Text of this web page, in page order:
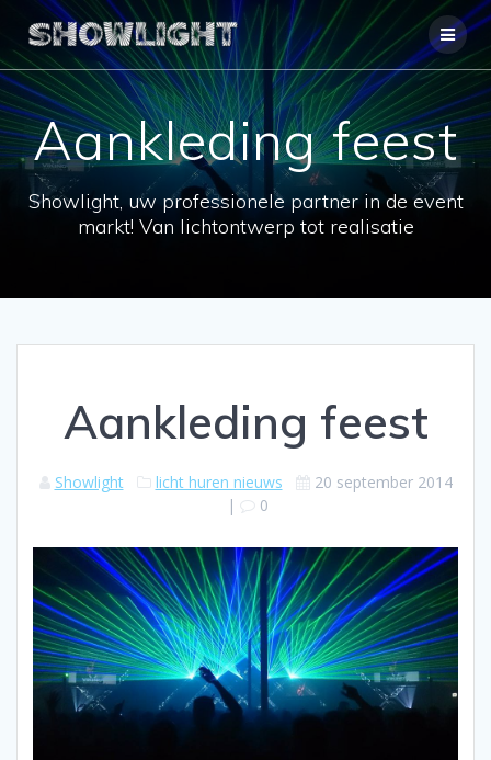
Ga
naar
de
inhoud
Aankleding feest
Showlight, uw professionele partner in de event
markt! Van lichtontwerp tot realisatie
Aankleding feest
Showlight licht huren nieuws
20 september 2014
|
0